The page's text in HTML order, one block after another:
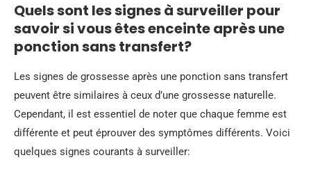
Quels sont les signes à surveiller pour
savoir si vous êtes enceinte après une
ponction sans transfert?
Les signes de grossesse après une ponction sans transfert
peuvent être similaires à ceux d’une grossesse naturelle.
Cependant, il est essentiel de noter que chaque femme est
différente et peut éprouver des symptômes différents. Voici
quelques signes courants à surveiller: